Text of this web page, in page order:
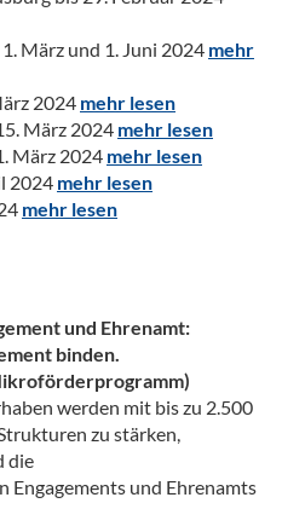
März und 1. Juni 2024 mehr
2024 mehr lesen
März 2024 mehr lesen
März 2024 mehr lesen
2024 mehr lesen
mehr lesen
und Ehrenamt:
binden.
werden mit bis zu 2.500
zu stärken,
die
Engagements und Ehrenamts